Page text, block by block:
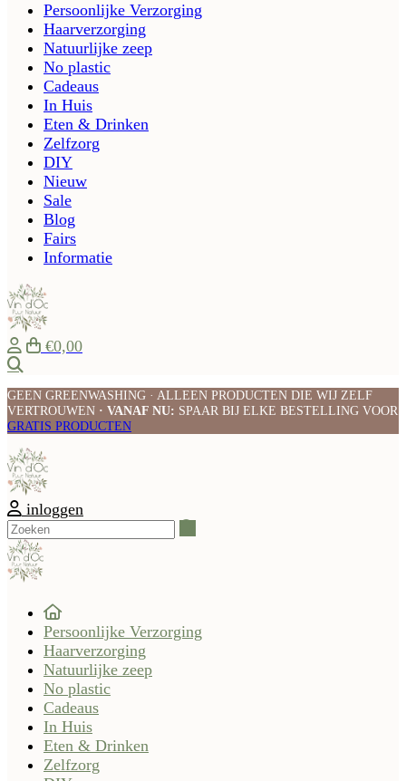
Persoonlijke Verzorging
Haarverzorging
Natuurlijke zeep
No plastic
Cadeaus
In Huis
Eten & Drinken
Zelfzorg
DIY
Nieuw
Sale
Blog
Fairs
Informatie
€0,00
GEEN GREENWASHING · ALLEEN PRODUCTEN DIE WIJ ZELF
VERTROUWEN · VANAF NU: SPAAR BIJ ELKE BESTELLING VOOR
GRATIS PRODUCTEN
inloggen
Persoonlijke Verzorging
Haarverzorging
Natuurlijke zeep
No plastic
Cadeaus
In Huis
Eten & Drinken
Zelfzorg